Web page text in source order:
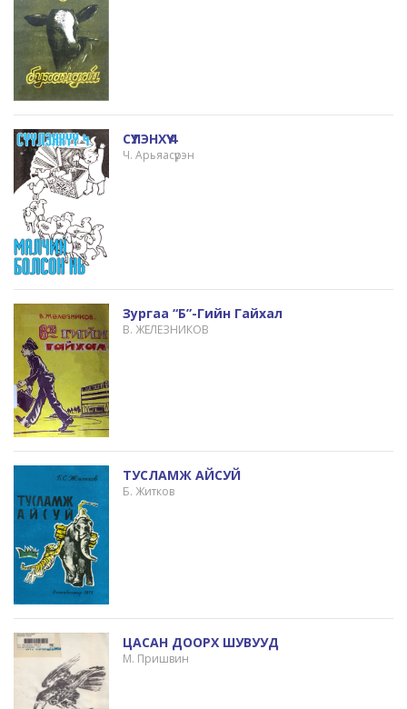
СҮҮЛЭНХҮҮ 4
Ч. Арьяасүрэн
Зургаа “б”-Гийн Гайхал
В. ЖЕЛЕЗНИКОВ
ТУСЛАМЖ АЙСУЙ
Б. Житков
ЦАСАН ДООРХ ШУВУУД
М. Пришвин